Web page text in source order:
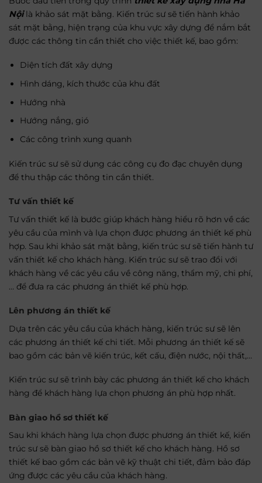
Nộilà khảo sát mặt bằng. Kiến trúc sư sẽ tiến hành khảo
sát mặt bằng, hiện trạng của khu vực xây dựng để nắm bắt
được các thông tin cần thiết cho việc thiết kế, bao gồm:
Diện tích đất xây dựng
Hình dáng, kích thước của khu đất
Hướng nhà
Hướng nắng, gió
Các công trình xung quanh
Kiến trúc sư sẽ sử dụng các công cụ đo đạc chuyên dụng
để thu thập các thông tin cần thiết.
Tư vấn thiết kế
Tư vấn thiết kế là bước giúp khách hàng hiểu rõ hơn về các
yêu cầu của mình và lựa chọn được phương án thiết kế phù
hợp. Sau khi khảo sát mặt bằng, kiến trúc sư sẽ tiến hành tư
vấn thiết kế cho khách hàng. Kiến trúc sư sẽ trao đổi với
khách hàng về các yêu cầu về công năng, thẩm mỹ, chi phí,
… để đưa ra các phương án thiết kế phù hợp.
Lên phương án thiết kế
Dựa trên các yêu cầu của khách hàng, kiến trúc sư sẽ lên
các phương án thiết kế chi tiết. Mỗi phương án thiết kế sẽ
bao gồm các bản vẽ kiến trúc, kết cấu, điện nước, nội thất,…
Kiến trúc sư sẽ trình bày các phương án thiết kế cho khách
hàng để khách hàng lựa chọn phương án phù hợp nhất.
Bàn giao hồ sơ thiết kế
Sau khi khách hàng lựa chọn được phương án thiết kế, kiến
trúc sư sẽ bàn giao hồ sơ thiết kế cho khách hàng. Hồ sơ
thiết kế bao gồm các bản vẽ kỹ thuật chi tiết, đảm bảo đáp
ứng được các yêu cầu của khách hàng.